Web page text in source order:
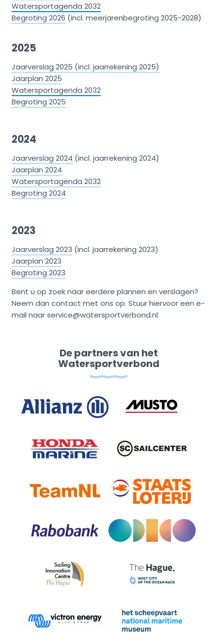
Watersportagenda 2032
Begroting 2026 (incl. meerjarenbegroting 2025-2028)
2025
Jaarverslag 2025 (incl. jaarrekening 2025)
Jaarplan 2025
Watersportagenda 2032
Begroting 2025
2024
Jaarverslag 2024 (incl. jaarrekening 2024)
Jaarplan 2024
Watersportagenda 2032
Begroting 2024
2023
Jaarverslag 2023 (incl. jaarrekening 2023)
Jaarplan 2023
Begroting 2023
Bent u op zoek naar eerdere plannen en verslagen?
Neem dan contact met ons op. Stuur hiervoor een e-
mail naar service@watersportverbond.nl.
De partners van het
Watersportverbond